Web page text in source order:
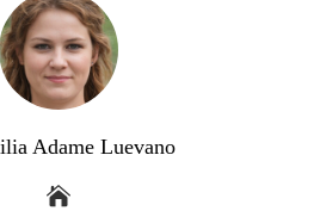
Adame Luevano